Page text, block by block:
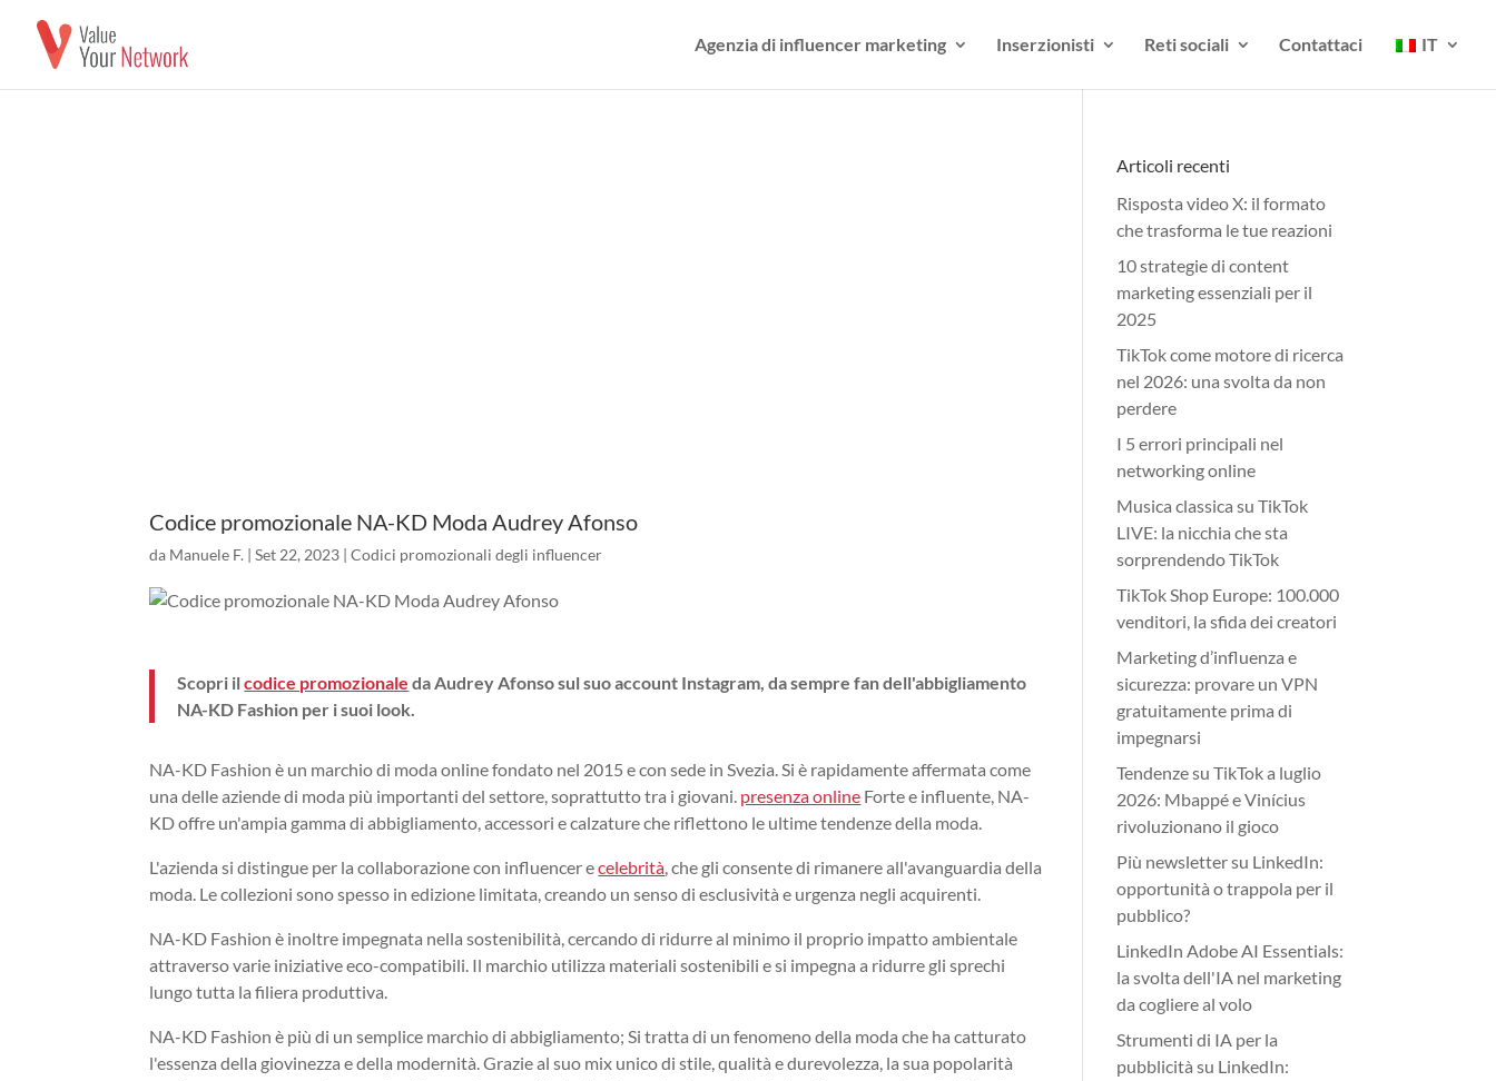
Agenzia di influencer marketing Inserzionisti Reti sociali Contattaci IT
Codice promozionale NA-KD Moda Audrey Afonso
da Manuele F. |Set 22, 2023 |Codici promozionali degli influencer
Scopri ilcodice promozionale da Audrey Afonso sul suo account Instagram, da sempre fan dell'abbigliamento
NA-KD Fashion per i suoi look.
NA-KD Fashion è un marchio di moda online fondato nel 2015 e con sede in Svezia. Si è rapidamente affermata come
una delle aziende di moda più importanti del settore, soprattutto tra i giovani. presenza online Forte e influente, NA-
KD offre un'ampia gamma di abbigliamento, accessori e calzature che riflettono le ultime tendenze della moda.
L'azienda si distingue per la collaborazione con influencer ecelebrità, che gli consente di rimanere all'avanguardia della
moda. Le collezioni sono spesso in edizione limitata, creando un senso di esclusività e urgenza negli acquirenti.
NA-KD Fashion è inoltre impegnata nella sostenibilità, cercando di ridurre al minimo il proprio impatto ambientale
attraverso varie iniziative eco-compatibili. Il marchio utilizza materiali sostenibili e si impegna a ridurre gli sprechi
lungo tutta la filiera produttiva.
NA-KD Fashion è più di un semplice marchio di abbigliamento; Si tratta di un fenomeno della moda che ha catturato
l'essenza della giovinezza e della modernità. Grazie al suo mix unico di stile, qualità e durevolezza, la sua popolarità
Articoli recenti
Risposta video X: il formato
che trasforma le tue reazioni
10 strategie di content
marketing essenziali per il
2025
TikTok come motore di ricerca
nel 2026: una svolta da non
perdere
I 5 errori principali nel
networking online
Musica classica su TikTok
LIVE: la nicchia che sta
sorprendendo TikTok
TikTok Shop Europe: 100.000
venditori, la sfida dei creatori
Marketing d’influenza e
sicurezza: provare un VPN
gratuitamente prima di
impegnarsi
Tendenze su TikTok a luglio
2026: Mbappé e Vinícius
rivoluzionano il gioco
Più newsletter su LinkedIn:
opportunità o trappola per il
pubblico?
LinkedIn Adobe AI Essentials:
la svolta dell'IA nel marketing
da cogliere al volo
Strumenti di IA per la
pubblicità su LinkedIn: